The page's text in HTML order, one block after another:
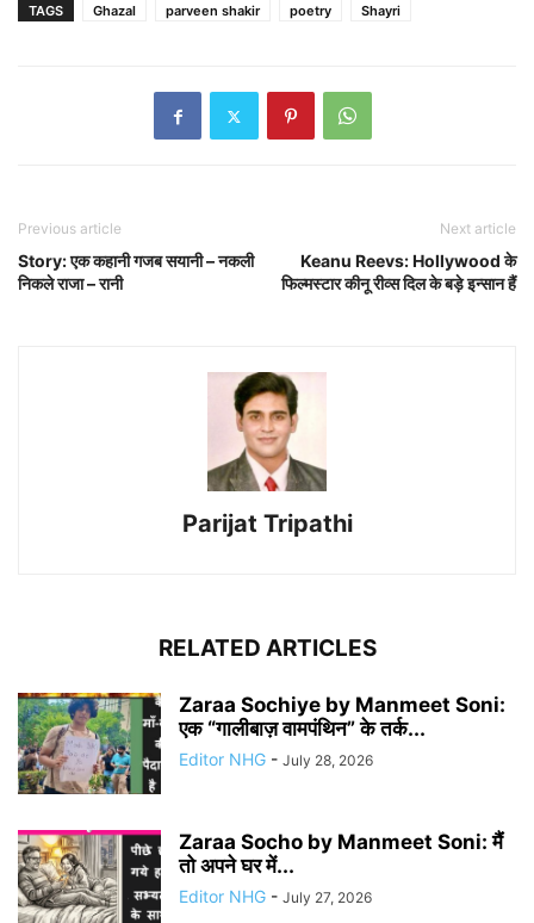
TAGS Ghazal parveen shakir poetry Shayri
Previous article
Story: एक कहानी गजब सयानी – नकली
निकले राजा – रानी
Next article
Keanu Reevs: Hollywood के
फिल्मस्टार कीनू रीव्स दिल के बड़े इन्सान हैं
Parijat Tripathi
RELATED ARTICLES
Zaraa Sochiye by Manmeet Soni:
एक “गालीबाज़ वामपंथिन” के तर्क...
Editor NHG - July 28, 2026
Zaraa Socho by Manmeet Soni: मैं
तो अपने घर में...
Editor NHG - July 27, 2026